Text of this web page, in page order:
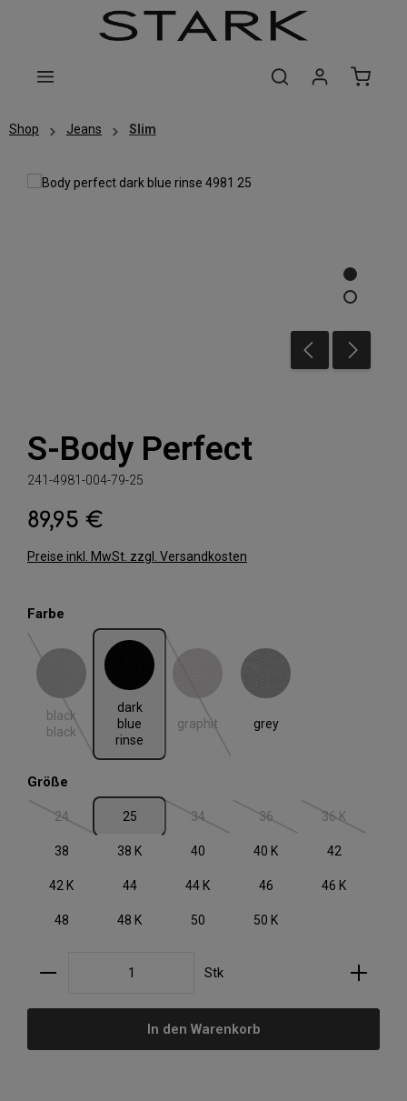
Zum Hauptinhalt springen
Shop Jeans Slim
S-Body Perfect
241-4981-004-79-25
Regulärer Preis:
89,95 €
Preise inkl. MwSt. zzgl. Versandkosten
Farbe
black
black
black black
(Diese Option ist zurzeit nicht verfügbar.)
dark
blue
rinse
dark blue rinse
graphit
graphit
(Diese Option ist zurzeit nicht verfügbar.)
grey
grey
Größe
24(Diese Option ist zurzeit nicht verfügbar.)
25 34(Diese Option ist zurzeit nicht verfügbar.)
36(Diese Option ist zurzeit
36 K(Diese Option
38 38 K 40 40 K 42
42 K 44 44 K 46 46 K
48 48 K 50 50 K
Produkt Anzahl: Gib den gewünschten Wert ein
Stk
In den Warenkorb